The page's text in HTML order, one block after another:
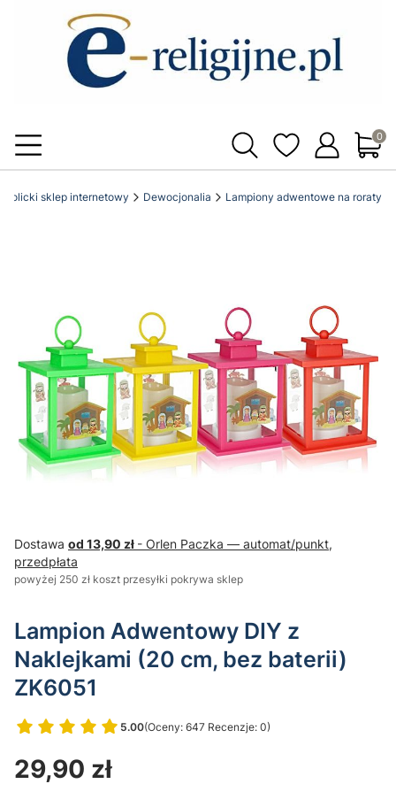
sklep internetowy Dewocjonalia Lampiony adwentowe na roraty
Dostawa od 13,90 zł - Orlen Paczka — automat/punkt,
przedpłata
powyżej 250 zł koszt przesyłki pokrywa sklep
Lampion Adwentowy DIY z
Naklejkami (20 cm, bez baterii)
ZK6051
5.00(Oceny: 647 Recenzje: 0)
Przejdź do sekcji Opinie
Cena
29,90 zł